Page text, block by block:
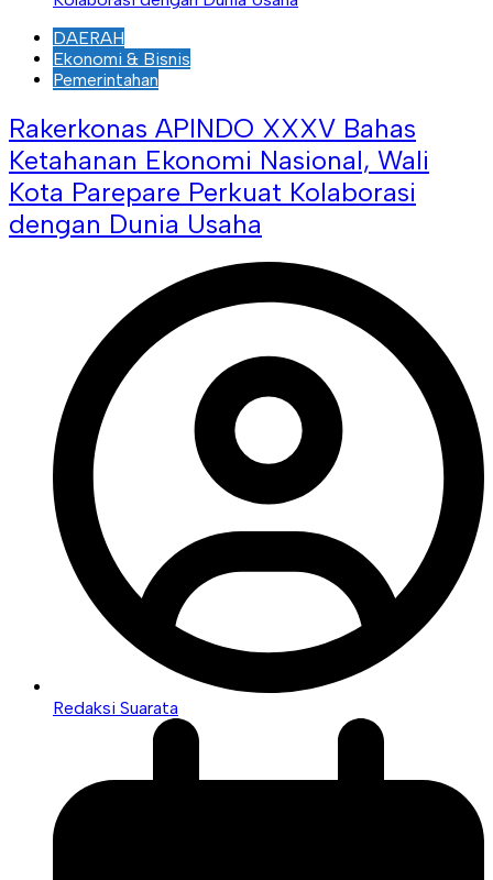
DAERAH
Ekonomi & Bisnis
Pemerintahan
Rakerkonas APINDO XXXV Bahas
Ketahanan Ekonomi Nasional, Wali
Kota Parepare Perkuat Kolaborasi
dengan Dunia Usaha
Redaksi Suarata